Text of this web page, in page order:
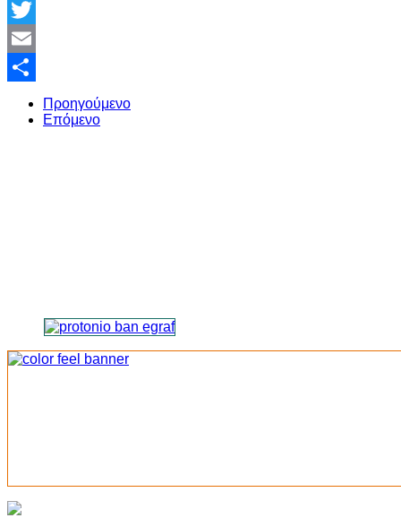
Facebook
Twitter
Email
Share
Προηγούμενο
Επόμενο